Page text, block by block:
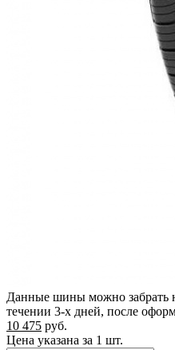
Данные шины можно забрать
течении 3-х дней, после
10 475 руб.
Цена указана за 1 шт.